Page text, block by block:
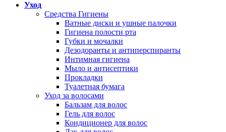
Уход
Средства Гигиены
Ватные диски и ушные палочки
Гигиена полости рта
Губки и мочалки
Дезодоранты и антиперспиранты
Интимная гигиена
Мыло и антисептики
Прокладки
Туалетная бумага
Уход за волосами
Бальзам для волос
Гель для волос
Кондиционер для волос